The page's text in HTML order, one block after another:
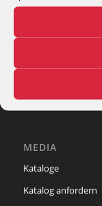
Teppich-Lexikon
MEDIA
Kataloge
Katalog anfordern